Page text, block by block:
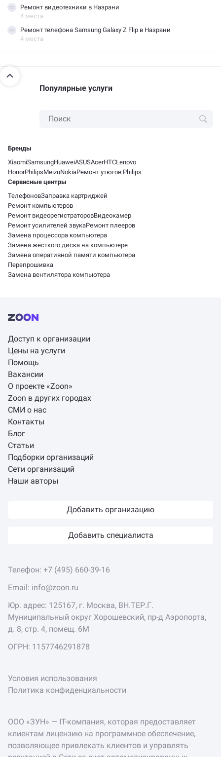
Ремонт видеотехники в Назрани
4 места
Ремонт телефона Samsung Galaxy Z Flip в Назрани
4 места
Популярные услуги
Бренды
XiaomiSamsungHuaweiASUSAcerHTCLenovo
HonorPhilipsMeizuNokiaРемонт утюгов Philips
Сервисные центры
ТелефоновЗаправка картриджей
Ремонт компьютеров
Ремонт видеорегистраторовВидеокамер
Ремонт усилителей звукаРемонт плееров
Замена процессора компьютера
Замена жесткого диска на компьютере
Замена оперативной памяти компьютера
Перепрошивка
Замена вентилятора компьютера
Доступ к организации
Цены на услуги
Помощь
Вакансии
О проекте «Zoon»
Zoon в других городах
СМИ о нас
Контакты
Блог
Статьи
Подборки организаций
Сети организаций
Наши авторы
Добавить организацию
Добавить специалиста
Телефон: +7 (495) 660-39-16
Email: info@zoon.ru
Юр. адрес: 125167, г. Москва, ВН.ТЕР.Г.
Муниципальный округ Хорошевский, пр-д Аэропорта,
д. 8, стр. 4, помещ. 6М
ОГРН: 1157746291878
Условия использования
Политика конфиденциальности
ООО «ЗУН» — IT-компания, которая предоставляет
клиентам лицензию на программное обеспечение,
позволяющее привлекать клиентов и управлять